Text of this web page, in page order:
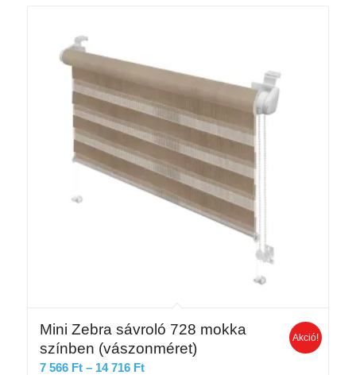
Mini Zebra sávroló 728 mokka
színben (vászonméret)
7 566 Ft – 14 716 FtÁrtartomány:
Akció!